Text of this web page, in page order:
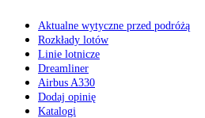
Aktualne wytyczne przed podróżą
Rozkłady lotów
Linie lotnicze
Dreamliner
Airbus A330
Dodaj opinię
Katalogi